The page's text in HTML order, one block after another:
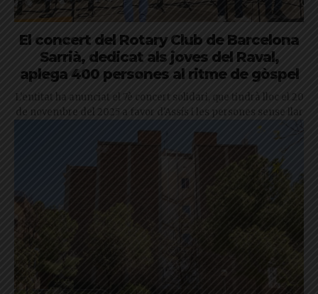
El concert del Rotary Club de Barcelona
Sarrià, dedicat als joves del Raval,
aplega 400 persones al ritme de gòspel
L'entitat ha anunciat el 7è concert solidari, que tindrà lloc el 20
de novembre del 2025 a favor d'Assís i les persones sense llar